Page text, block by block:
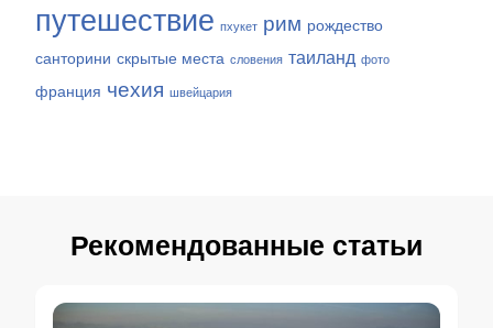
путешествие пхукет рим рождество
санторини скрытые места словения таиланд фото
франция чехия швейцария
Рекомендованные статьи